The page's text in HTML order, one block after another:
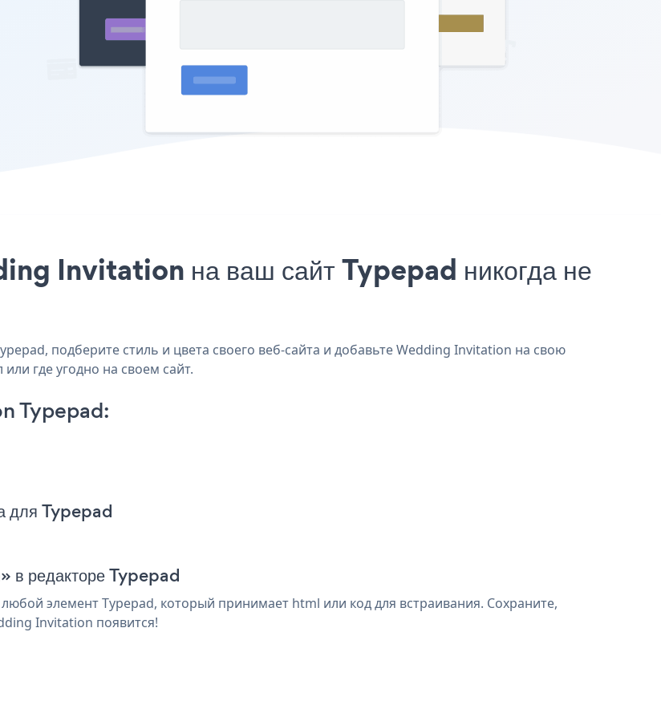
Invitation на ваш сайт Typepad никогда не
подберите стиль и цвета своего веб-сайта и добавьте Wedding Invitation на свою
где угодно на своем сайт.
Typepad:
для Typepad
в редакторе Typepad
элемент Typepad, который принимает html или код для встраивания. Сохраните,
Invitation появится!